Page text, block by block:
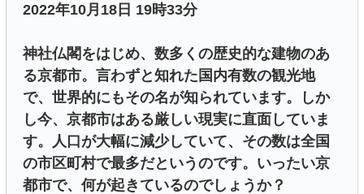
2022年10月18日 19時33分
神社仏閣をはじめ、数多くの歴史的な建物のあ
る京都市。言わずと知れた国内有数の観光地
で、世界的にもその名が知られています。しか
し今、京都市はある厳しい現実に直面していま
す。人口が大幅に減少していて、その数は全国
の市区町村で最多だというのです。いったい京
都市で、何が起きているのでしょうか？